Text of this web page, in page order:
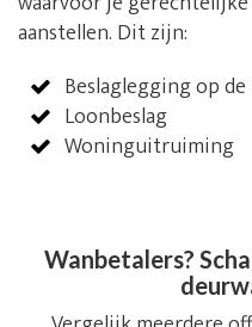
aanstellen. Dit zijn:
Beslaglegging op
Loonbeslag
Woninguitruiming
Wanbetalers?